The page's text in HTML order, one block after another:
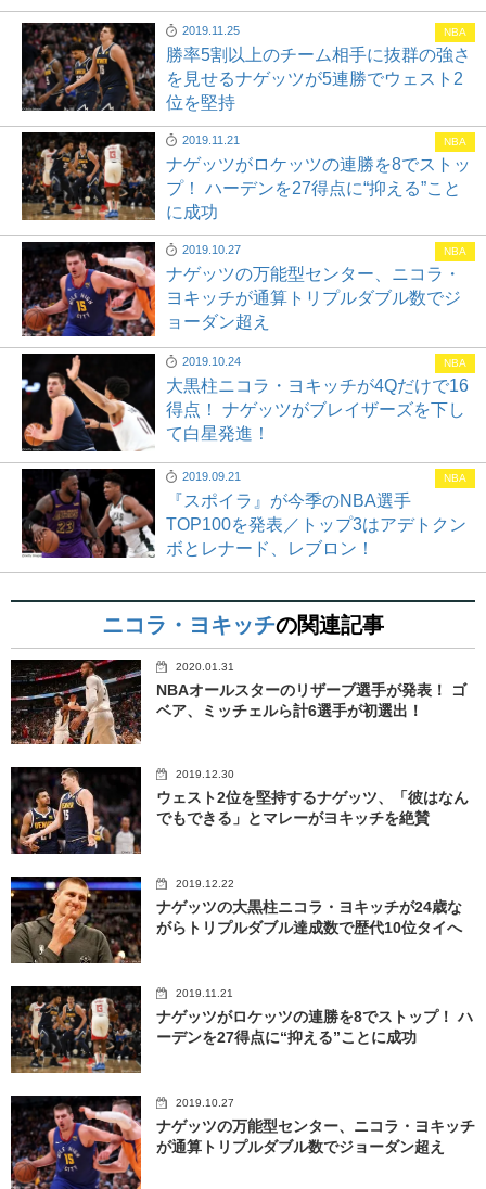
2019.11.25
勝率5割以上のチーム相手に抜群の強さ
を見せるナゲッツが5連勝でウェスト2
位を堅持
NBA
2019.11.21
ナゲッツがロケッツの連勝を8でストッ
プ！ ハーデンを27得点に“抑える”こと
に成功
NBA
2019.10.27
ナゲッツの万能型センター、ニコラ・
ヨキッチが通算トリプルダブル数でジ
ョーダン超え
NBA
2019.10.24
大黒柱ニコラ・ヨキッチが4Qだけで16
得点！ ナゲッツがブレイザーズを下し
て白星発進！
NBA
2019.09.21
『スポイラ』が今季のNBA選手
TOP100を発表／トップ3はアデトクン
ボとレナード、レブロン！
NBA
ニコラ・ヨキッチの関連記事
2020.01.31
NBAオールスターのリザーブ選手が発表！ ゴ
ベア、ミッチェルら計6選手が初選出！
2019.12.30
ウェスト2位を堅持するナゲッツ、「彼はなん
でもできる」とマレーがヨキッチを絶賛
2019.12.22
ナゲッツの大黒柱ニコラ・ヨキッチが24歳な
がらトリプルダブル達成数で歴代10位タイへ
2019.11.21
ナゲッツがロケッツの連勝を8でストップ！ ハ
ーデンを27得点に“抑える”ことに成功
2019.10.27
ナゲッツの万能型センター、ニコラ・ヨキッチ
が通算トリプルダブル数でジョーダン超え